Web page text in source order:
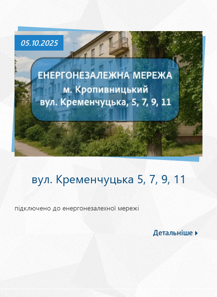
05.10.2025
вул. Кременчуцька 5, 7, 9, 11
підключено до енергонезалехної мережі
Детальніше